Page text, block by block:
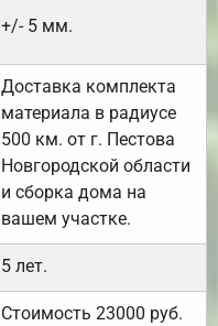
+/- 5 мм.
Доставка комплекта
материала в радиусе
500 км. от г. Пестова
Новгородской области
и сборка дома на
вашем участке.
5 лет.
Стоимость 23000 руб.